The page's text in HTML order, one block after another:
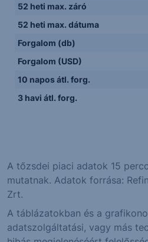
52 heti max. záró
52 heti max. dátuma
Forgalom (db)
Forgalom (USD)
10 napos átl. forg.
3 havi átl. forg.
A tőzsdei piaci adatok 15
mutatnak. Adatok forrása:
Zrt.
A táblázatokban és a
adatszolgáltatási, vagy más